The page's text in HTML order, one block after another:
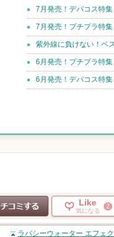
7月発売！デパコス特集
7月発売！プチプラ特集
紫外線に負けない！ベ
6月発売！プチプラ特集
6月発売！デパコス特集
クチコミする
Like
気になる
2
ラバシーウォーター エフェ